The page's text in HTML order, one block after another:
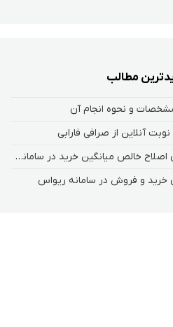
مطالب
و نحوه انجام آن
آنلاین از صرافی فارابی
راهنمای اصلاح خالص میانگین خرید در سامانه های معاملاتی فارابی
خرید و فروش در سامانه ریواس